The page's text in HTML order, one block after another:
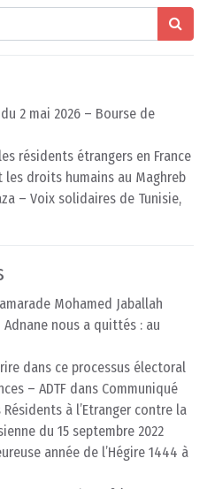
2 mai 2026 – Bourse de
résidents étrangers en France
droits humains au Maghreb
– Voix solidaires de Tunisie,
Mohamed Jaballah
Adnane nous a quittés : au
dans ce processus électoral
– ADTF dans Communiqué
à l’Etranger contre la
du 15 septembre 2022
année de l’Hégire 1444 à